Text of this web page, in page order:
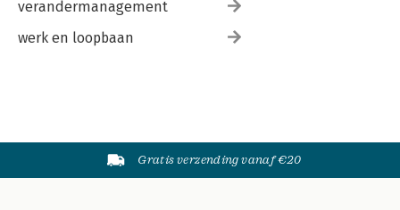
verandermanagement
werk en loopbaan
Gratis verzending vanaf €20